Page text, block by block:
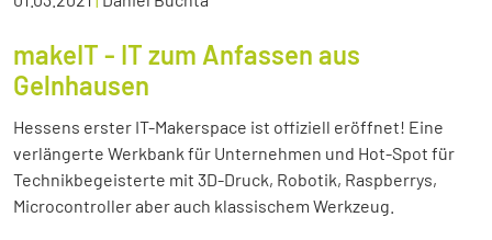
makeIT - IT zum Anfassen aus
Gelnhausen
Hessens erster IT-Makerspace ist offiziell eröffnet! Eine
verlängerte Werkbank für Unternehmen und Hot-Spot für
Technikbegeisterte mit 3D-Druck, Robotik, Raspberrys,
Microcontroller aber auch klassischem Werkzeug.